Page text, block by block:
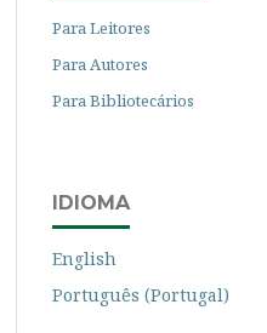
Para Leitores
Para Autores
Para Bibliotecários
IDIOMA
English
Português (Portugal)